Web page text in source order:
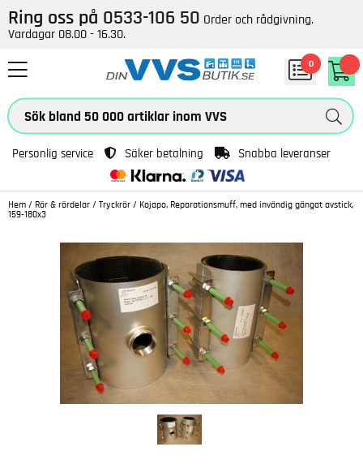
Ring oss på 0533-106 50 Order och rådgivning.
Vardagar 08.00 - 16.30.
0
Personlig service Säker betalning Snabba leveranser
Hem / Rör & rördelar / Tryckrör / Kojapo, Reparationsmuff, med invändig gängat avstick,
159-180x3